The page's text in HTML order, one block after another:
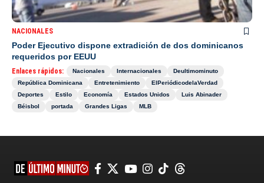
NACIONALES
Poder Ejecutivo dispone extradición de dos dominicanos
requeridos por EEUU
Enlaces rápidos: Nacionales Internacionales
Deultimominuto
República Dominicana
Entretenimiento
ElPeriódicodelaVerdad
Deportes
Estilo Economía Estados Unidos
Luis Abinader
Béisbol
portada Grandes Ligas MLB